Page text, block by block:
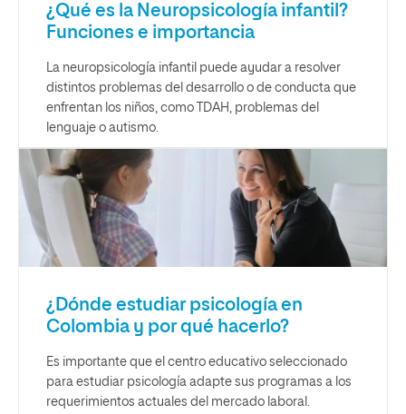
¿Qué es la Neuropsicología infantil?
Funciones e importancia
La neuropsicología infantil puede ayudar a resolver
distintos problemas del desarrollo o de conducta que
enfrentan los niños, como TDAH, problemas del
lenguaje o autismo.
¿Dónde estudiar psicología en
Colombia y por qué hacerlo?
Es importante que el centro educativo seleccionado
para estudiar psicología adapte sus programas a los
requerimientos actuales del mercado laboral.